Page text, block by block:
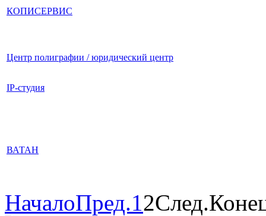
КОПИСЕРВИС
Центр полиграфии / юридический центр
IP-студия
ВАТАН
НачалоПред.12След.